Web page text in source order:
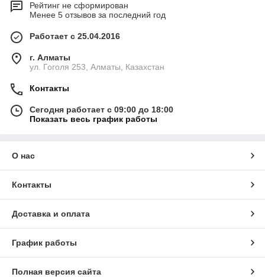
Рейтинг не сформирован
Менее 5 отзывов за последний год
Работает с 25.04.2016
г. Алматы
ул. Гоголя 253, Алматы, Казахстан
Контакты
Сегодня работает с 09:00 до 18:00
Показать весь график работы
О нас
Контакты
Доставка и оплата
График работы
Полная версия сайта